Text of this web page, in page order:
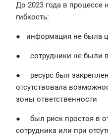
До 2023 года в процессе
гибкость:
● информация не была
● сотрудники не были
● ресурс был
отсутствовала
зоны ответственности
● был риск простоя в
сотрудника или при